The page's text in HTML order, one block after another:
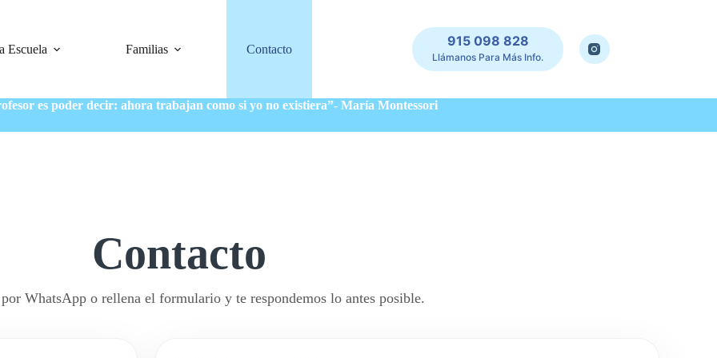
Escuela
Familias Contacto 915 098 828
Llámanos Para Más Info.
es poder decir: ahora trabajan como si yo no existiera”- María Montessori
Contacto
WhatsApp o rellena el formulario y te respondemos lo antes posible.